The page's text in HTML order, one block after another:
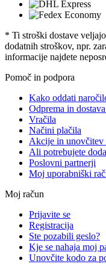
* Ti stroški dostave
dodatnih stroškov, npr.
informacije najdete
Pomoč in podpora
Kako oddati
Odprema in
Vračila
Načini plačila
Akcije in
Ali potrebujete
Poslovni partnerji
Moj uporabniški
Moj račun
Prijavite se
Registracija
Ste pozabili geslo?
Kje se nahaja moj
Unovčite kodo za